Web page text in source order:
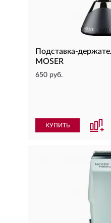
Подставка-
MOSER
650 руб.
КУПИТЬ